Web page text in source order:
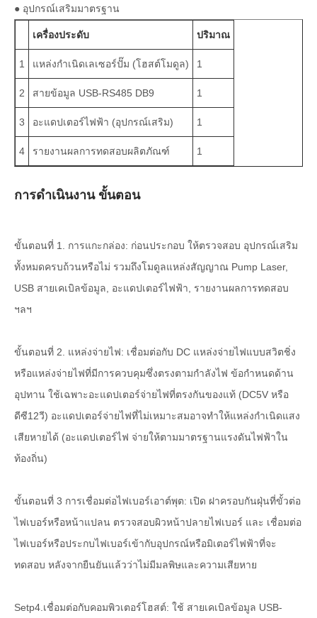
● อุปกรณ์เสริมมาตรฐาน
เครื่องประดับ ปริมาณ
1 แหล่งกำเนิดเลเซอร์ปั๊ม (โฮสต์โมดูล) 1
2 สายข้อมูล USB-RS485 DB9 1
3 อะแดปเตอร์ไฟฟ้า (อุปกรณ์เสริม) 1
4 รายงานผลการทดสอบผลิตภัณฑ์ 1
การดำเนินงาน ขั้นตอน
ขั้นตอนที่ 1. การแกะกล่อง: ก่อนประกอบ ให้ตรวจสอบ อุปกรณ์เสริม
ทั้งหมดครบถ้วนหรือไม่ รวมถึงโมดูลแหล่งสัญญาณ Pump Laser,
USB สายเคเบิลข้อมูล, อะแดปเตอร์ไฟฟ้า, รายงานผลการทดสอบ
ฯลฯ
ขั้นตอนที่ 2. แหล่งจ่ายไฟ: เชื่อมต่อกับ DC แหล่งจ่ายไฟแบบสวิตชิ่ง
หรือแหล่งจ่ายไฟที่มีการควบคุมซึ่งตรงตามกำลังไฟ ข้อกำหนดด้าน
อุปทาน ใช้เฉพาะอะแดปเตอร์จ่ายไฟที่ตรงกันของแท้ (DC5V หรือ
ดีซี12วี) อะแดปเตอร์จ่ายไฟที่ไม่เหมาะสมอาจทำให้แหล่งกำเนิดแสง
เสียหายได้ (อะแดปเตอร์ไฟ จ่ายให้ตามมาตรฐานแรงดันไฟฟ้าใน
ท้องถิ่น)
ขั้นตอนที่ 3 การเชื่อมต่อไฟเบอร์เอาต์พุต: เปิด ฝาครอบกันฝุ่นที่ขั้วต่อ
ไฟเบอร์หรือหน้าแปลน ตรวจสอบผิวหน้าปลายไฟเบอร์ และ เชื่อมต่อ
ไฟเบอร์หรือประกบไฟเบอร์เข้ากับอุปกรณ์หรือมิเตอร์ไฟฟ้าที่จะ
ทดสอบ หลังจากยืนยันแล้วว่าไม่มีมลพิษและความเสียหาย
Setp4.เชื่อมต่อกับคอมพิวเตอร์โฮสต์: ใช้ สายเคเบิลข้อมูล USB-